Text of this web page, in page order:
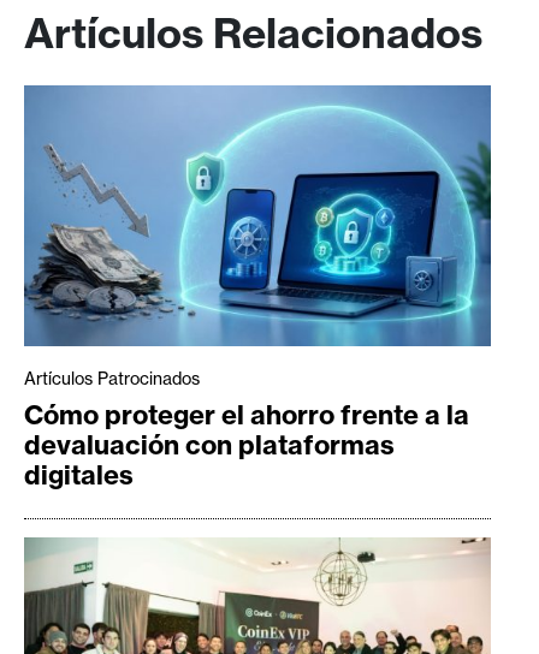
Artículos Relacionados
Artículos Patrocinados
Cómo proteger el ahorro frente a la
devaluación con plataformas
digitales